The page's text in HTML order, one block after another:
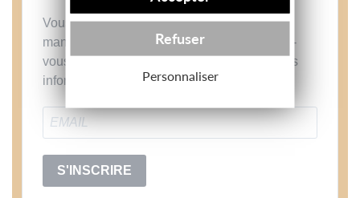
Vous aimez nos projets et nos produits ? Ne
manquez plus aucune nouveauté ! Inscrivez-
vous à notre newsletter et soyez les premiers
informés.
S'INSCRIRE
Refuser
Personnaliser